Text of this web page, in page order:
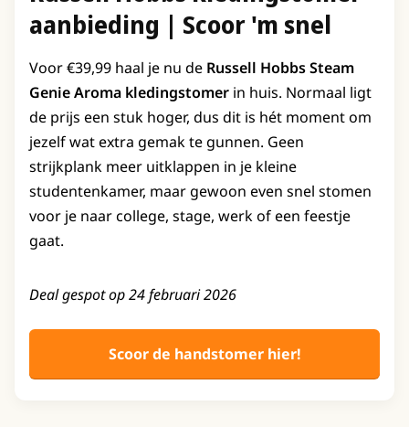
aanbieding | Scoor 'm snel
Voor €39,99 haal je nu de Russell Hobbs Steam
Genie Aroma kledingstomer in huis. Normaal ligt
de prijs een stuk hoger, dus dit is hét moment om
jezelf wat extra gemak te gunnen. Geen
strijkplank meer uitklappen in je kleine
studentenkamer, maar gewoon even snel stomen
voor je naar college, stage, werk of een feestje
gaat.
Deal gespot op 24 februari 2026
Scoor de handstomer hier!